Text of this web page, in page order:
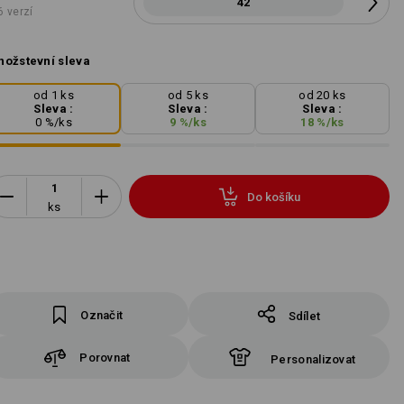
verzí
sleva
od 1 ks
Sleva :
0 %/ks
od 5 ks
Sleva :
9 %/ ks
od 20 ks
Sleva :
18 %/ks
ks
Do košíku
Označit Sdílet
Porovnat Personalizovat